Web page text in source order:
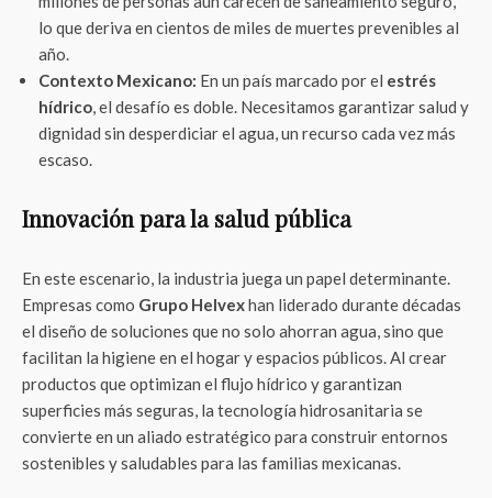
lo que deriva en cientos de miles de muertes prevenibles al
año.
Contexto Mexicano: En un país marcado por el estrés
hídrico, el desafío es doble. Necesitamos garantizar salud y
dignidad sin desperdiciar el agua, un recurso cada vez más
escaso.
Innovación para la salud pública
En este escenario, la industria juega un papel determinante.
Empresas como Grupo Helvexhan liderado durante décadas
el diseño de soluciones que no solo ahorran agua, sino que
facilitan la higiene en el hogar y espacios públicos. Al crear
productos que optimizan el flujo hídrico y garantizan
superficies más seguras, la tecnología hidrosanitaria se
convierte en un aliado estratégico para construir entornos
sostenibles y saludables para las familias mexicanas.